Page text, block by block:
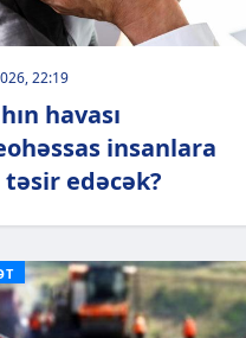
22:19
havası
insanlara
təsir edəcək?